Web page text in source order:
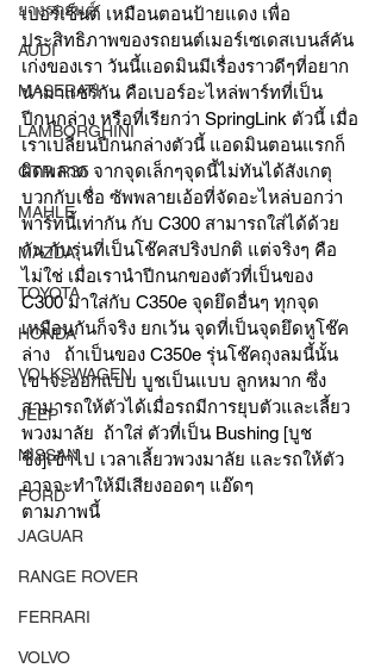
ยางรถยนต์
AUDI
MASERATI
LAMBORGHINI
GTR R35
MAHLE
MAZDA
TOYOTA
HONDA
VOLKSWAGEN
JEEP
NISSAN
FORD
JAGUAR
RANGE ROVER
FERRARI
VOLVO
เปอร์เซ็นต์ เหมือนตอนป้ายแดง เพื่อ
ประสิทธิภาพของรถยนต์เมอร์เซเดสเบนส์คัน
เก่งของเรา วันนี้แอดมินมีเรื่องราวดีๆที่อยาก
นำมาแชร์กัน คือเบอร์อะไหล่พาร์ทที่เป็น
ปีกนกล่าง หรือที่เรียกว่า SpringLink ตัวนี้ เมื่อ
เราเปลี่ยนปีกนกล่างตัวนี้ แอดมินตอนแรกก็
ผิดพลาด จากจุดเล็กๆจุดนี้ไม่ทันได้สังเกตุ
บวกกับเชื่อ ซัพพลายเอ้อที่จัดอะไหล่บอกว่า
พาร์ทนี้เท่ากัน กับ C300 สามารถใส่ได้ด้วย
กัน กับรุ่นที่เป็นโช๊คสปริงปกติ แต่จริงๆ คือ
ไม่ใช่ เมื่อเรานำปีกนกของตัวที่เป็นของ
C300 มาใส่กับ C350e จุดยึดอื่นๆ ทุกจุด
เหมือนกันก็จริง ยกเว้น จุดที่เป็นจุดยึดหูโช๊ค
ล่าง   ถ้าเป็นของ C350e รุ่นโช๊คถุงลมนี้นั้น
เขาจะออกแบบ บูชเป็นแบบ ลูกหมาก ซึ่ง
สามารถให้ตัวได้เมื่อรถมีการยุบตัวและเลี้ยว
พวงมาลัย  ถ้าใส่ ตัวที่เป็น Bushing [บูช
ชิ่ง]เข้าไป เวลาเลี้ยวพวงมาลัย และรถให้ตัว
อาจจะทำให้มีเสียงออดๆ แอ๊ดๆ
ตามภาพนี้